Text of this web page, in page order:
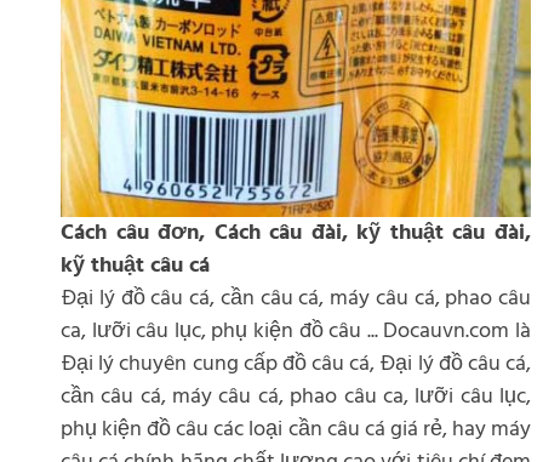
Cách câu đơn, Cách câu đài, kỹ thuật câu đài,
kỹ thuật câu cá
Đại lý đồ câu cá, cần câu cá, máy câu cá, phao câu
ca, lưỡi câu lục, phụ kiện đồ câu ... Docauvn.com là
Đại lý chuyên cung cấp đồ câu cá, Đại lý đồ câu cá,
cần câu cá, máy câu cá, phao câu ca, lưỡi câu lục,
phụ kiện đồ câu các loại cần câu cá giá rẻ, hay máy